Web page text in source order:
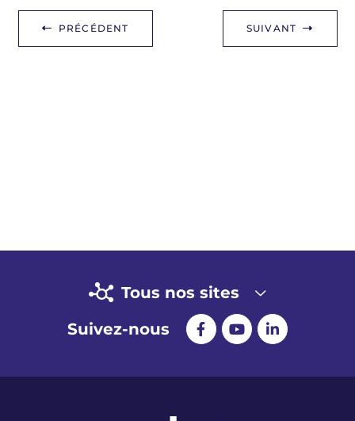
PRÉCÉDENT SUIVANT
Tous nos sites
Suivez-nous